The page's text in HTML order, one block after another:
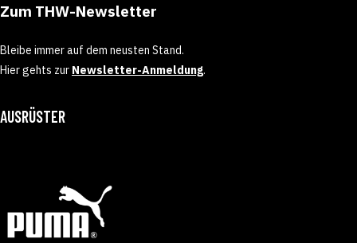
Zum THW-Newsletter
Bleibe immer auf dem neusten Stand.
Hier gehts zur Newsletter-Anmeldung.
AUSRÜSTER